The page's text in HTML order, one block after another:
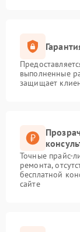
выполненные
защищает
Точные прайс-
ремонта,
бесплатной
сайте